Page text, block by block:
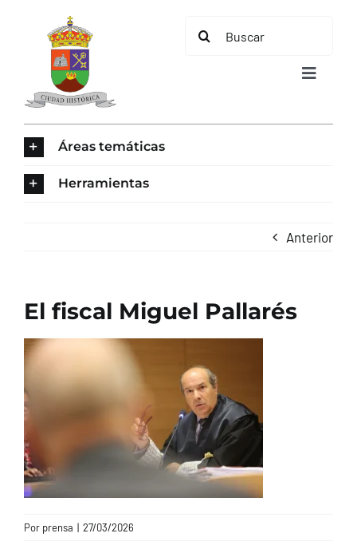
contenido
Buscar:
Toggle
Áreas temáticas
Herramientas
Anterior
El fiscal Miguel Pallarés
Por prensa | 27/03/2026